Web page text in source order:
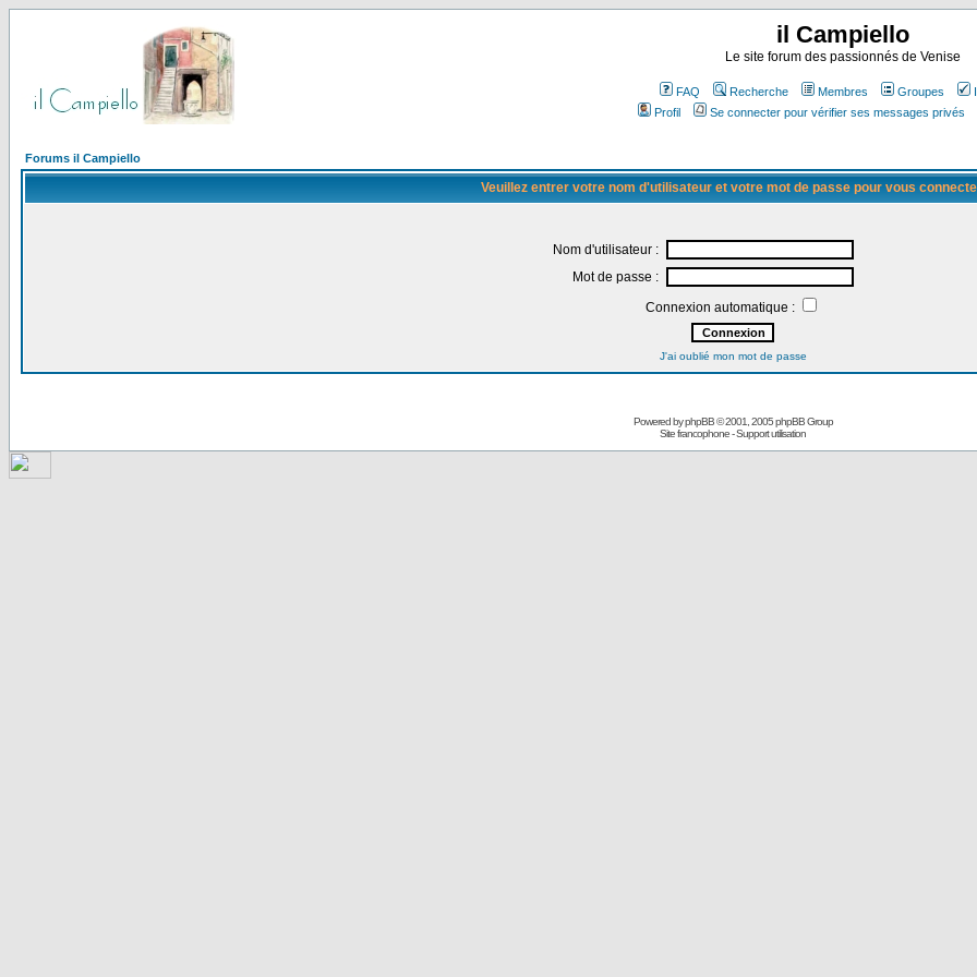
il Campiello
Le site forum des passionnés de Venise
FAQ Recherche Membres Groupes
Profil
Se connecter pour vérifier ses messages privés
Forums il Campiello
Veuillez entrer votre nom d'utilisateur et votre mot de passe pour vous
Nom d'utilisateur :
Mot de passe :
Connexion automatique :
J'ai oublié mon mot de passe
Powered byphpBB© 2001, 2005 phpBB Group
Site francophone-Support utilisation